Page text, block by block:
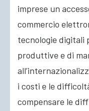
imprese un
commercio
tecnologie digitali
produttive e di
i costi e le
compensare le